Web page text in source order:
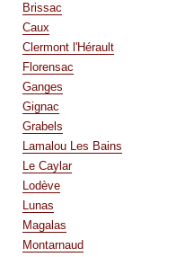
Brissac
Caux
Clermont l'Hérault
Florensac
Ganges
Gignac
Grabels
Lamalou Les Bains
Le Caylar
Lodève
Lunas
Magalas
Montarnaud